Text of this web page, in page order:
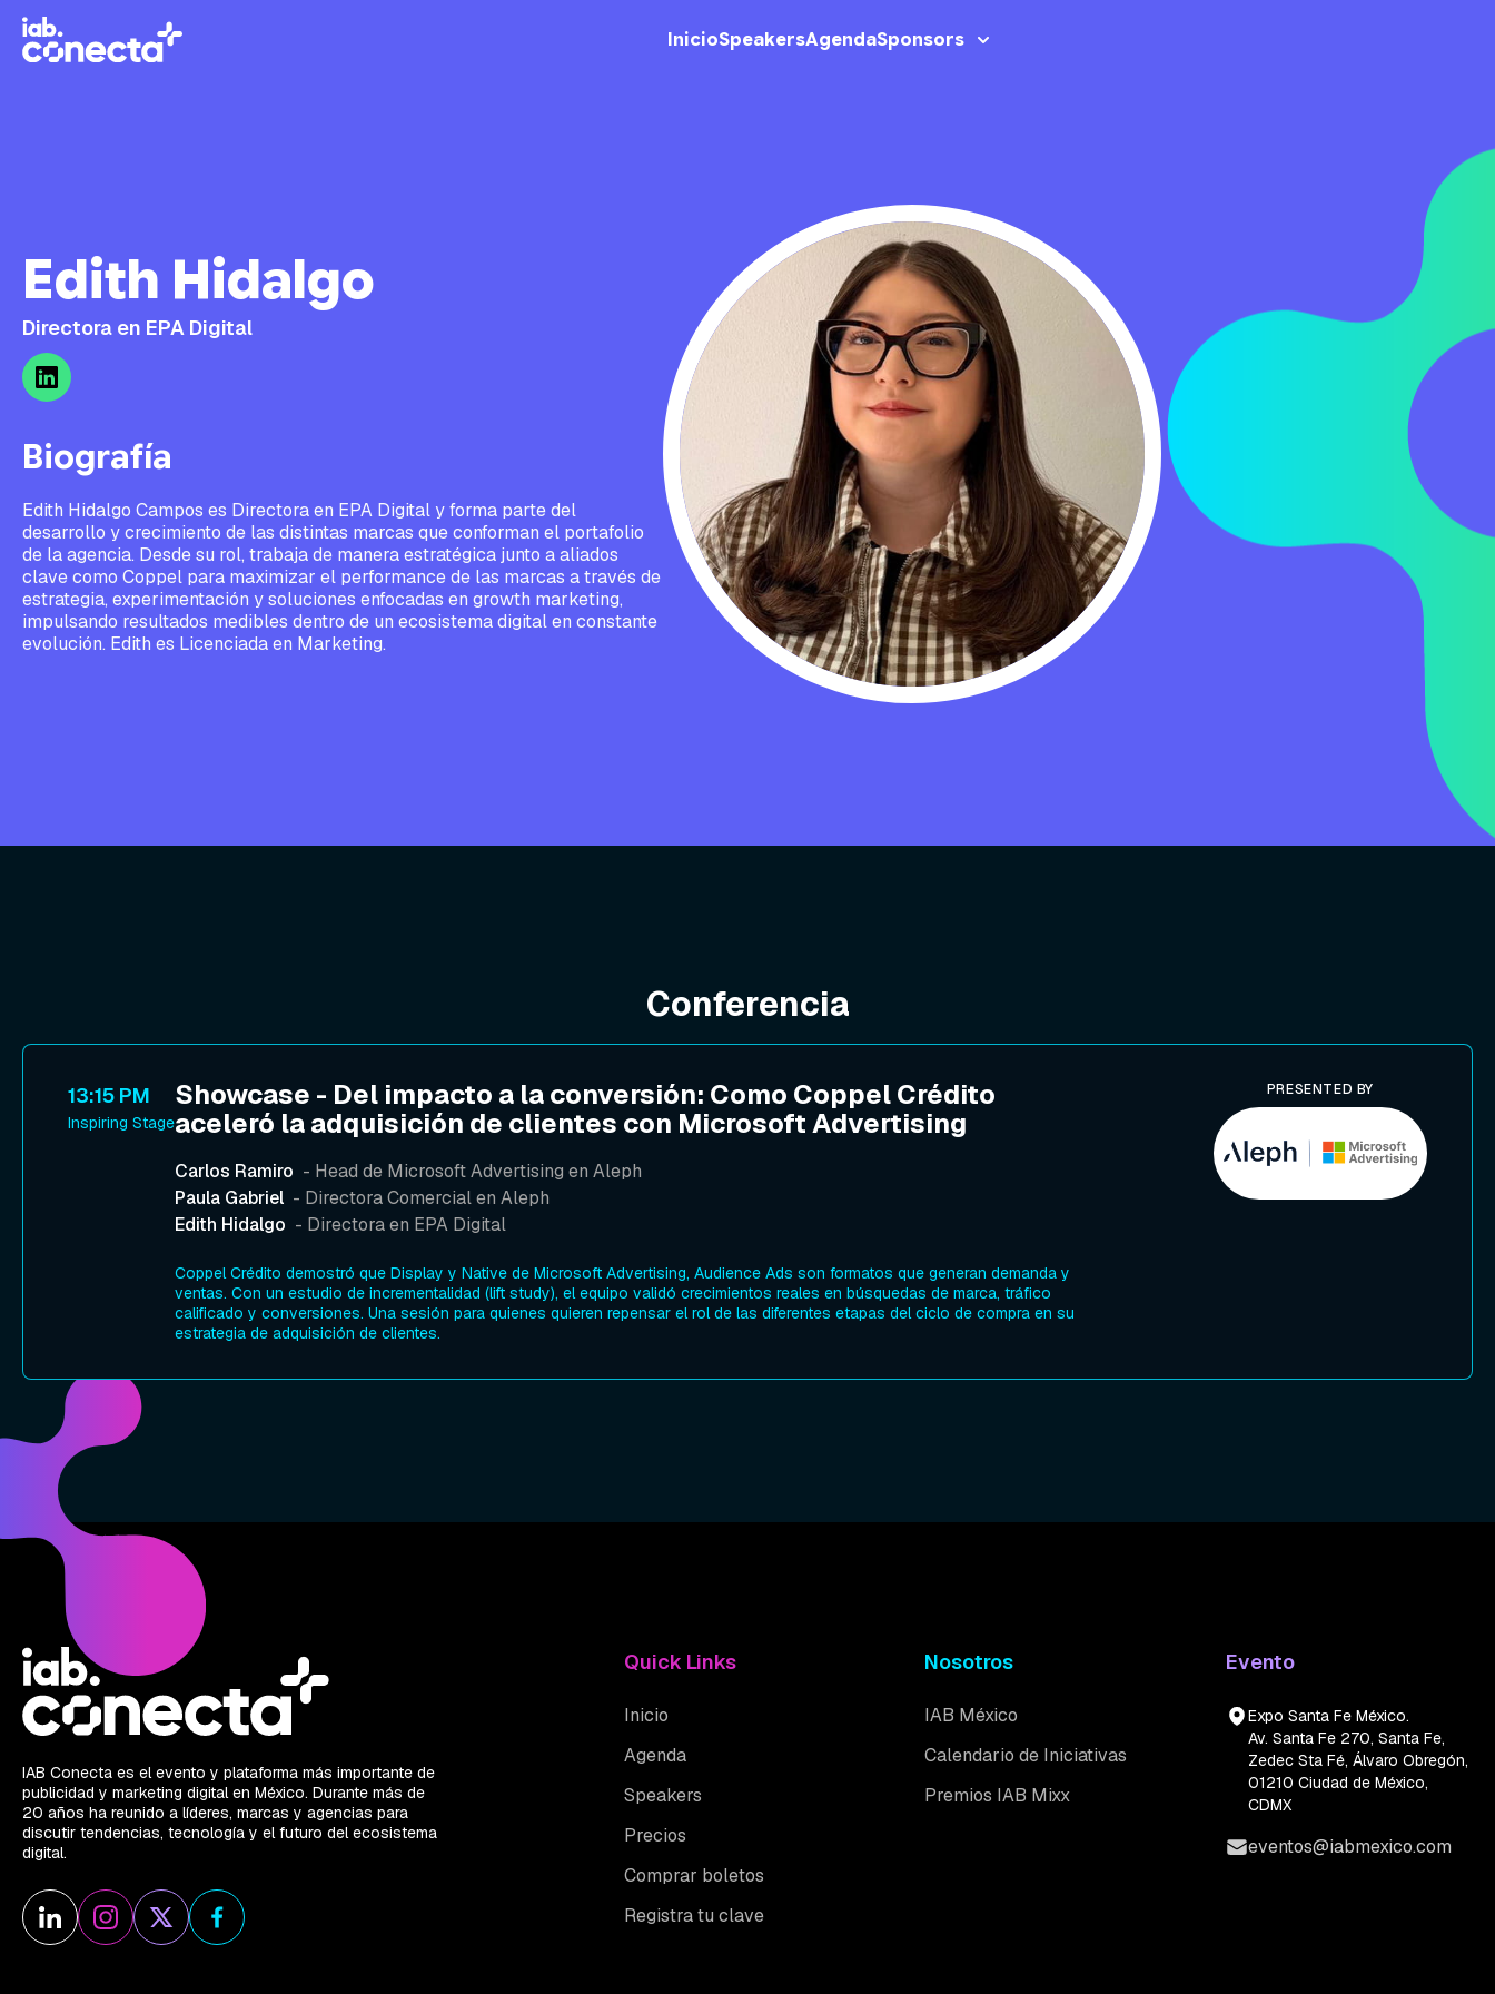
InicioSpeakersAgendaSponsors
Edith Hidalgo
Directora en EPA Digital
Biografía
Edith Hidalgo Campos es Directora en EPA Digital y forma parte del
desarrollo y crecimiento de las distintas marcas que conforman el portafolio
de la agencia. Desde su rol, trabaja de manera estratégica junto a aliados
clave como Coppel para maximizar el performance de las marcas a través de
estrategia, experimentación y soluciones enfocadas en growth marketing,
impulsando resultados medibles dentro de un ecosistema digital en constante
evolución. Edith es Licenciada en Marketing.
Conferencia
13:15 PM
Inspiring Stage
Showcase - Del impacto a la conversión: Como Coppel Crédito
aceleró la adquisición de clientes con Microsoft Advertising
Carlos Ramiro - Head de Microsoft Advertising en Aleph
Paula Gabriel - Directora Comercial en Aleph
Edith Hidalgo - Directora en EPA Digital
Coppel Crédito demostró que Display y Native de Microsoft Advertising, Audience Ads son formatos que generan demanda y
ventas. Con un estudio de incrementalidad (lift study), el equipo validó crecimientos reales en búsquedas de marca, tráfico
calificado y conversiones. Una sesión para quienes quieren repensar el rol de las diferentes etapas del ciclo de compra en su
estrategia de adquisición de clientes.
PRESENTED BY
IAB Conecta es el evento y plataforma más importante de
publicidad y marketing digital en México. Durante más de
20 años ha reunido a líderes, marcas y agencias para
discutir tendencias, tecnología y el futuro del ecosistema
digital.
Quick Links
Inicio
Agenda
Speakers
Precios
Comprar boletos
Registra tu clave
Nosotros
IAB México
Calendario de Iniciativas
Premios IAB Mixx
Evento
Expo Santa Fe México.
Av. Santa Fe 270, Santa Fe,
Zedec Sta Fé, Álvaro Obregón,
01210 Ciudad de México,
CDMX
eventos@iabmexico.com